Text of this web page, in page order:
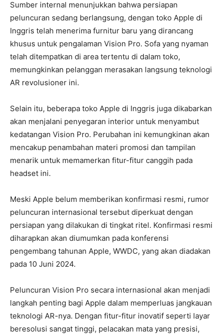
Sumber internal menunjukkan bahwa persiapan
peluncuran sedang berlangsung, dengan toko Apple di
Inggris telah menerima furnitur baru yang dirancang
khusus untuk pengalaman Vision Pro. Sofa yang nyaman
telah ditempatkan di area tertentu di dalam toko,
memungkinkan pelanggan merasakan langsung teknologi
AR revolusioner ini.
Selain itu, beberapa toko Apple di Inggris juga dikabarkan
akan menjalani penyegaran interior untuk menyambut
kedatangan Vision Pro. Perubahan ini kemungkinan akan
mencakup penambahan materi promosi dan tampilan
menarik untuk memamerkan fitur-fitur canggih pada
headset ini.
Meski Apple belum memberikan konfirmasi resmi, rumor
peluncuran internasional tersebut diperkuat dengan
persiapan yang dilakukan di tingkat ritel. Konfirmasi resmi
diharapkan akan diumumkan pada konferensi
pengembang tahunan Apple, WWDC, yang akan diadakan
pada 10 Juni 2024.
Peluncuran Vision Pro secara internasional akan menjadi
langkah penting bagi Apple dalam memperluas jangkauan
teknologi AR-nya. Dengan fitur-fitur inovatif seperti layar
beresolusi sangat tinggi, pelacakan mata yang presisi,